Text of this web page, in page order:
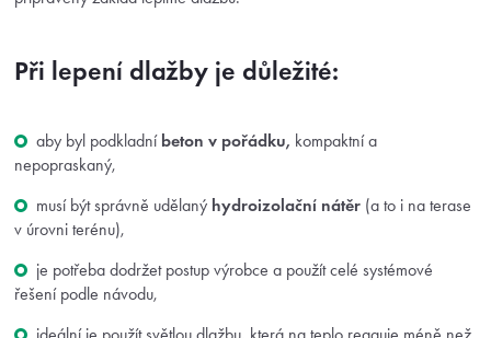
Při lepení dlažby je důležité:
aby byl podkladní beton v pořádku, kompaktní a
nepopraskaný,
musí být správně udělaný hydroizolační nátěr (a to i na terase
v úrovni terénu),
je potřeba dodržet postup výrobce a použít celé systémové
řešení podle návodu,